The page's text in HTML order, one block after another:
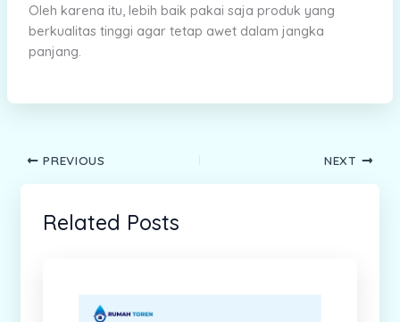
Oleh karena itu, lebih baik pakai saja produk yang
berkualitas tinggi agar tetap awet dalam jangka
panjang.
PREVIOUS NEXT
Related Posts